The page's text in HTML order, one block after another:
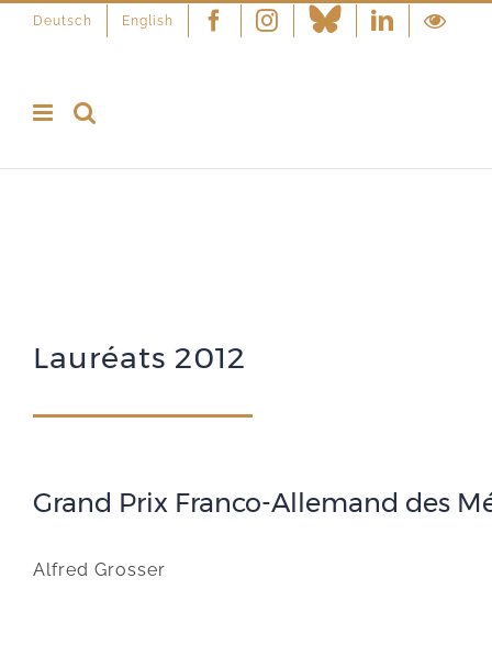
Deutsch English FacebookInstagram Linkedin
Lauréats 2012
Grand Prix Franco-Allemand des
Alfred Grosser